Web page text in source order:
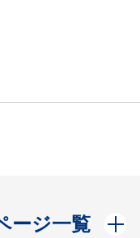
ージ一覧
開く